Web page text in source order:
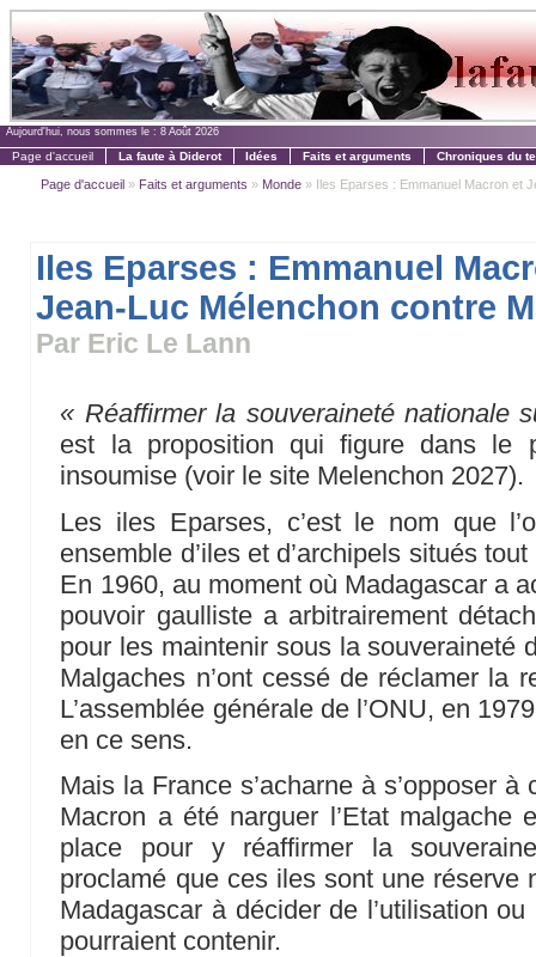
Aujourd'hui, nous sommes le : 8 Août 2026
Page d'accueil La faute à Diderot Idées Faits et arguments Chroniques du
Page d'accueil » Faits et arguments » Monde » Iles Eparses : Emmanuel Macron et
Iles Eparses : Emmanuel
Jean-Luc Mélenchon contre
Par Eric Le Lann
« Réaffirmer la souveraineté nationale
est la proposition qui figure dans le
insoumise (voir le site Melenchon 2027).
Les iles Eparses, c’est le nom que
ensemble d’iles et d’archipels situés
En 1960, au moment où Madagascar a
pouvoir gaulliste a arbitrairement
pour les maintenir sous la souveraineté
Malgaches n’ont cessé de réclamer la
L’assemblée générale de l’ONU, en
en ce sens.
Mais la France s’acharne à s’opposer
Macron a été narguer l’Etat malgache
place pour y réaffirmer la
proclamé que ces iles sont une réserve
Madagascar à décider de l’utilisation
pourraient contenir.